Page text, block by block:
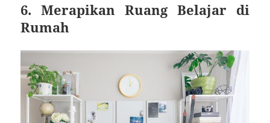
6. Merapikan Ruang Belajar di
Rumah